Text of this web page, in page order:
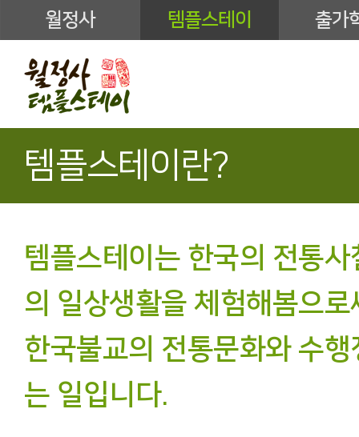
월정사 템플스테이 출가
템플스테이란?
템플스테이는 한국의 전통
의 일상생활을 체험해봄으로
한국불교의 전통문화와 수
는 일입니다.